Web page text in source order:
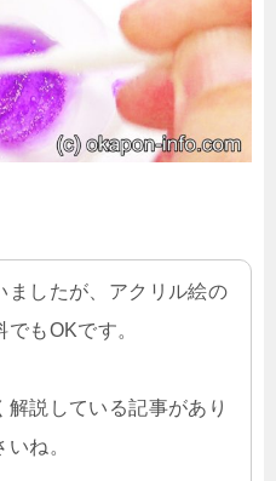
ましたが、アクリル絵の
もOKです。
説している記事があり
ね。